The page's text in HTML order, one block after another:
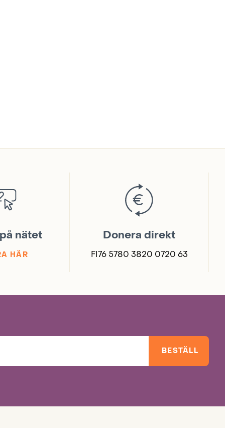
nätet
HÄR
Donera direkt
FI76 5780 3820 0720 63
BESTÄLL